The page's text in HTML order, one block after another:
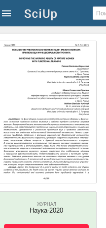
ЖУРНАЛ
Наука-2020